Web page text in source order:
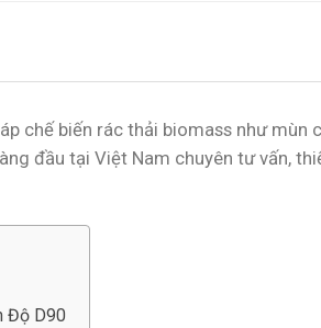
chế biến rác thải biomass như mùn
đầu tại Việt Nam chuyên tư vấn,
Độ D90